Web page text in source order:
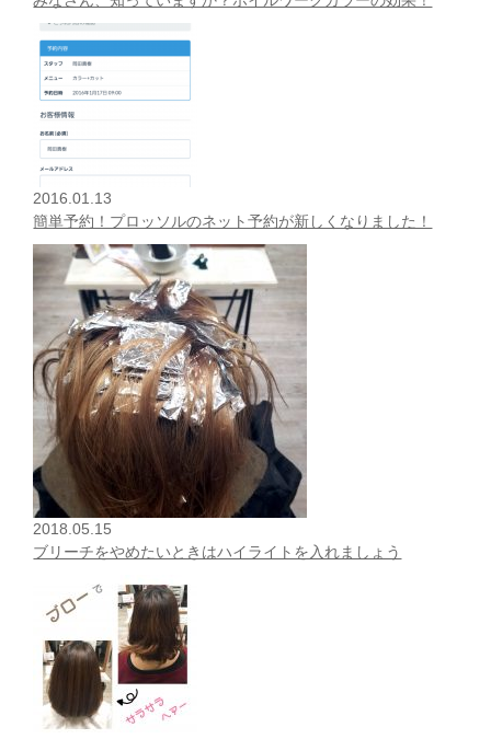
2016.01.13
簡単予約！プロッソルのネット予約が新しくなりました！
2018.05.15
ブリーチをやめたいときはハイライトを入れましょう